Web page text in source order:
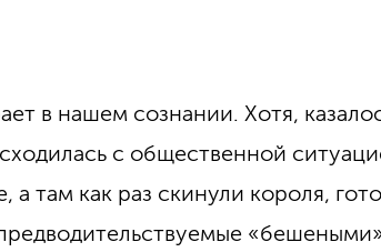
в нашем сознании. Хотя,
с общественной
там как раз скинули короля,